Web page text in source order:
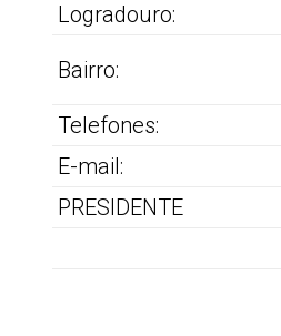
Logradouro:
Bairro:
Telefones:
E-mail:
PRESIDENTE